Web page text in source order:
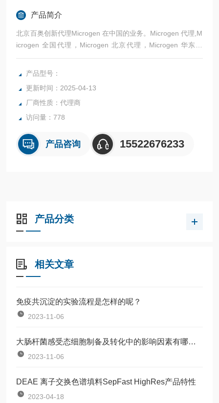
产品简介
北京百奥创新代理Microgen 在中国的业务。Microgen 代理,M
icrogen 全国代理，Microgen 北京代理，Microgen 华东代
理，Microgen 华北代理。
产品型号：
更新时间：2025-04-13
厂商性质：代理商
访问量：778
产品咨询 15522676233
产品分类
相关文章
免疫共沉淀的实验流程是怎样的呢？
2023-11-06
大肠杆菌感受态细胞制备及转化中的影响因素有哪些？
2023-11-06
DEAE 离子交换色谱填料SepFast HighRes产品特性
2023-04-18